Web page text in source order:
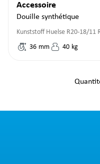
Accessoire
Douille synthétique
Kunststoff Huelse R20-18/11
36 mm 40 kg